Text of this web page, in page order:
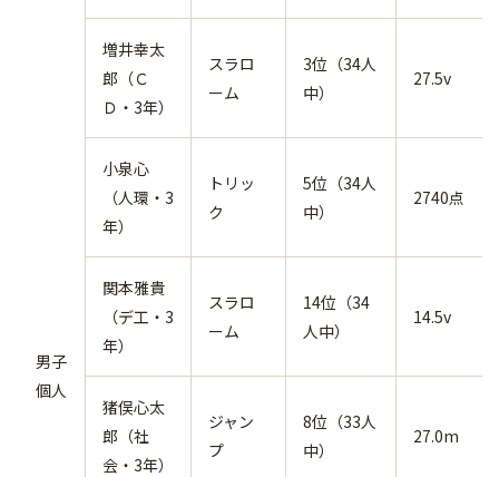
男子
個人
増井幸太
郎（Ｃ
Ｄ・3年）
スラロ
ーム
3位（34人
中）
27.5v
小泉心
（人環・3
年）
トリッ
ク
5位（34人
中）
2740点
関本雅貴
（デ工・3
年）
スラロ
ーム
14位（34
人中）
14.5v
猪俣心太
郎（社
会・3年）
ジャン
プ
8位（33人
中）
27.0m